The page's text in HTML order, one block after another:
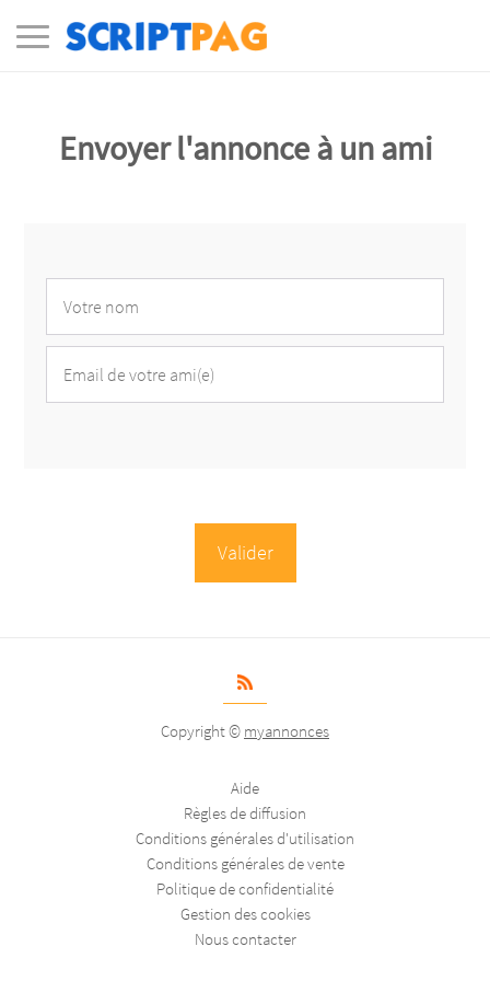
Envoyer l'annonce à un ami
Copyright © myannonces
Aide
Règles de diffusion
Conditions générales d'utilisation
Conditions générales de vente
Politique de confidentialité
Gestion des cookies
Nous contacter